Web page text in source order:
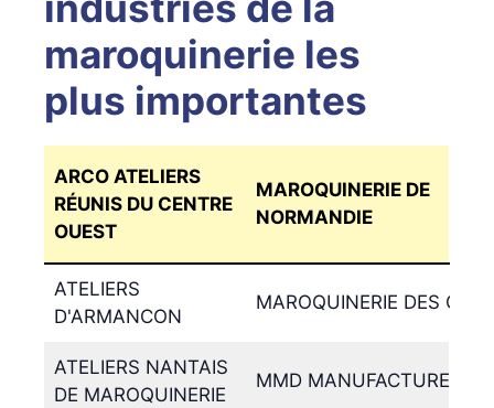
maroquinerie les
plus importantes
ARCO ATELIERS
RÉUNIS DU CENTRE
OUEST
MAROQUINERIE DE
NORMANDIE
ATELIERS
D'ARMANCON
MAROQUINERIE DES
ATELIERS NANTAIS
DE MAROQUINERIE
MMD MANUFACTURE